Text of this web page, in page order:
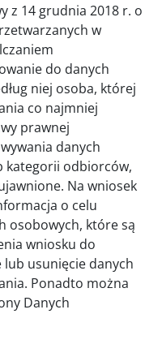
z 14 grudnia 2018 r. o
w
do danych
niej osoba, której
co najmniej
prawnej
danych
kategorii odbiorców,
Na wniosek
o celu
osobowych, które są
wniosku do
usunięcie danych
Ponadto można
Danych